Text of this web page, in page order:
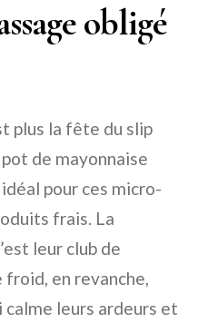
obligé
plus la fête du slip
de mayonnaise
pour ces micro-
frais. La
leur club de
froid, en revanche,
calme leurs ardeurs et